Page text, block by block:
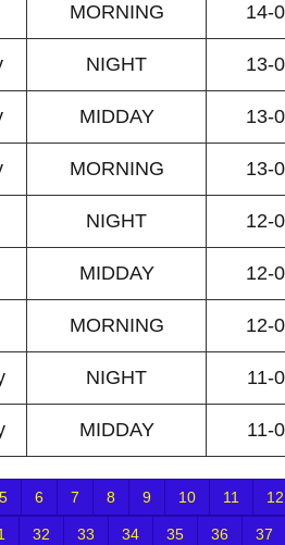
MORNING 14-
NIGHT 13-
MIDDAY 13-
MORNING 13-
NIGHT 12-
MIDDAY 12-
MORNING 12-
NIGHT 11-
MIDDAY 11-
5 6 7 8 9 10 11 12
32 33 34 35 36 37